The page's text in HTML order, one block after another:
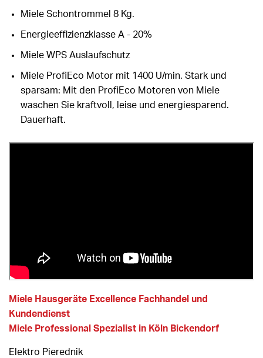
Miele Schontrommel 8 Kg.
Energieeffizienzklasse A - 20%
Miele WPS Auslaufschutz
Miele ProfiEco Motor mit 1400 U/min. Stark und
sparsam: Mit den ProfiEco Motoren von Miele
waschen Sie kraftvoll, leise und energiesparend.
Dauerhaft.
Miele Hausgeräte Excellence Fachhandel und
Kundendienst
Miele Professional Spezialist in Köln Bickendorf
Elektro Pierednik